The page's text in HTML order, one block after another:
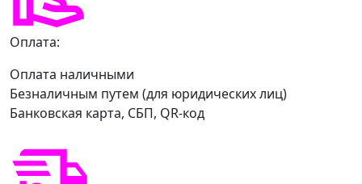
Оплата:
Оплата наличными
Безналичным путем (для юридических лиц)
Банковская карта, СБП, QR-код